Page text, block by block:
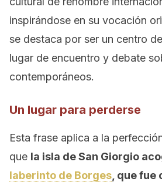
inspirándose en su vocación
se destaca por ser un centro
lugar de encuentro y debate
contemporáneos.
Un lugar para perderse
Esta frase aplica a la
que la isla de San Giorgio
laberinto de Borges , que